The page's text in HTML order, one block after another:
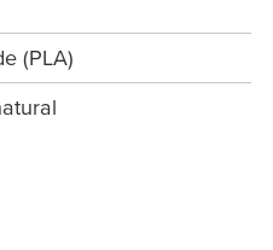
(PLA)